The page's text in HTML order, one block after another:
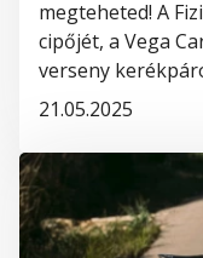
megteheted! A
cipőjét, a Vega
verseny
21.05.2025